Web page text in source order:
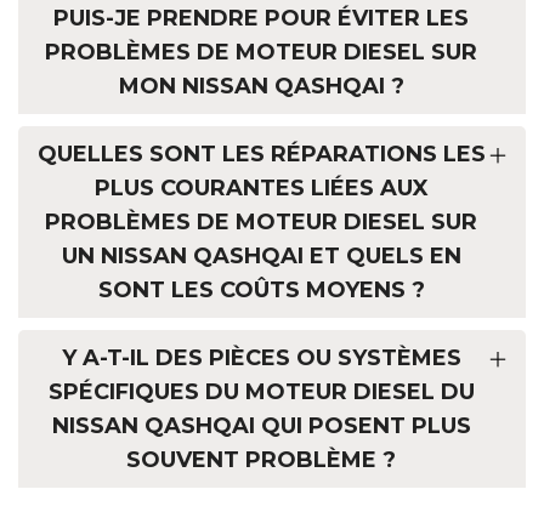
PUIS-JE PRENDRE POUR ÉVITER LES
PROBLÈMES DE MOTEUR DIESEL SUR
MON NISSAN QASHQAI ?
QUELLES SONT LES RÉPARATIONS LES
PLUS COURANTES LIÉES AUX
PROBLÈMES DE MOTEUR DIESEL SUR
UN NISSAN QASHQAI ET QUELS EN
SONT LES COÛTS MOYENS ?
Y A-T-IL DES PIÈCES OU SYSTÈMES
SPÉCIFIQUES DU MOTEUR DIESEL DU
NISSAN QASHQAI QUI POSENT PLUS
SOUVENT PROBLÈME ?